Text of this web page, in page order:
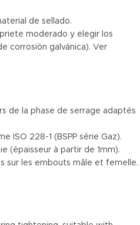
de sellado.
moderado y elegir los
corrosión galvánica). Ver
de la phase de serrage adaptés
ISO 228-1 (BSPP série Gaz).
(épaisseur à partir de 1mm).
sur les embouts mâle et femelle.